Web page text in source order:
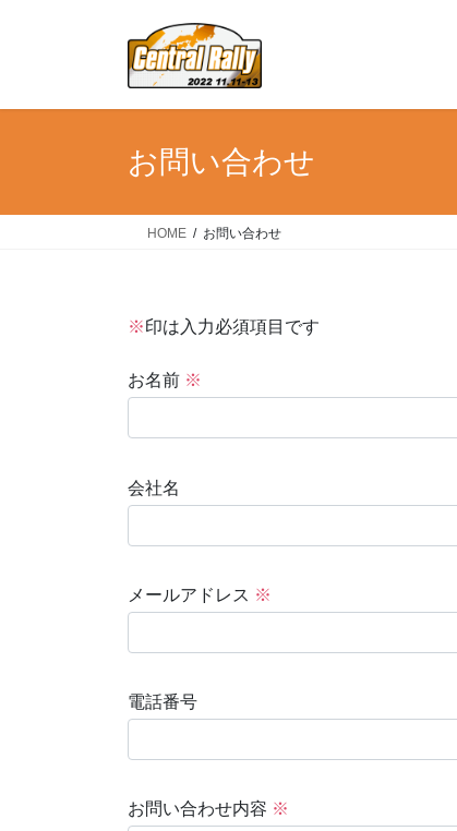
ッ
移
お問い合わせ
HOME お問い合わせ
※印は入力必須項目です
お名前 ※
会社名
メールアドレス ※
電話番号
お問い合わせ内容 ※